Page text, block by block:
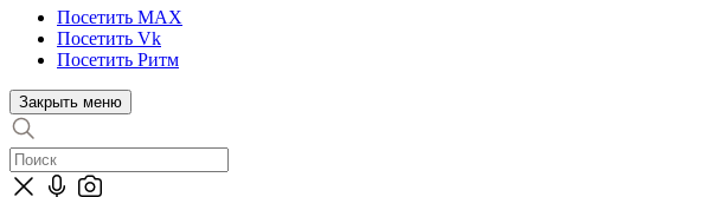
Посетить MAX
Посетить Vk
Посетить Ритм
Закрыть меню